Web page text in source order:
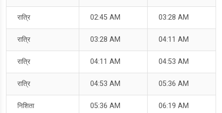
रात्रि 02:45 AM 03:28 AM
रात्रि 03:28 AM 04:11 AM
रात्रि 04:11 AM 04:53 AM
रात्रि 04:53 AM 05:36 AM
निशिता 05:36 AM 06:19 AM